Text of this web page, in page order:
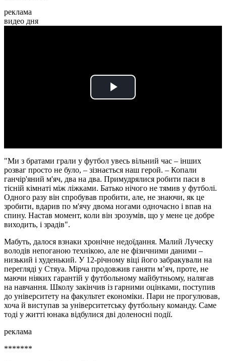
реклама
видео дня
Play
"Ми з братами грали у футбол увесь вільний час – інших
розваг просто не було, – зізнається наш герой. – Копали
ганчір'яний м'яч, два на два. Примудрялися робити паси в
тісній кімнаті між ліжками. Батько нічого не тямив у футболі.
Одного разу він спробував пробити, але, не знаючи, як це
зробити, вдарив по м'ячу двома ногами одночасно і впав на
спину. Настав момент, коли він зрозумів, що у мене це добре
виходить, і зрадів".
Мабуть, далося взнаки хронічне недоїдання. Малий Луческу
володів непоганою технікою, але не фізичними даними –
низький і худенький. У 12-річному віці його забракували на
перегляді у Стяуа. Мірча продовжив ганяти м’яч, проте, не
маючи ніяких гарантій у футбольному майбутньому, налягав
на навчання. Школу закінчив із гарними оцінками, поступив
до університету на факультет економіки. Пари не прогулював,
хоча й виступав за університетську футбольну команду. Саме
тоді у житті юнака відбулися дві доленосні події.
реклама
*******